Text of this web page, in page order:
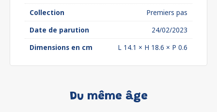
Collection
Premiers pas
Date de parution
24/02/2023
Dimensions en cm
L 14.1 × H 18.6 × P 0.6
Du même âge